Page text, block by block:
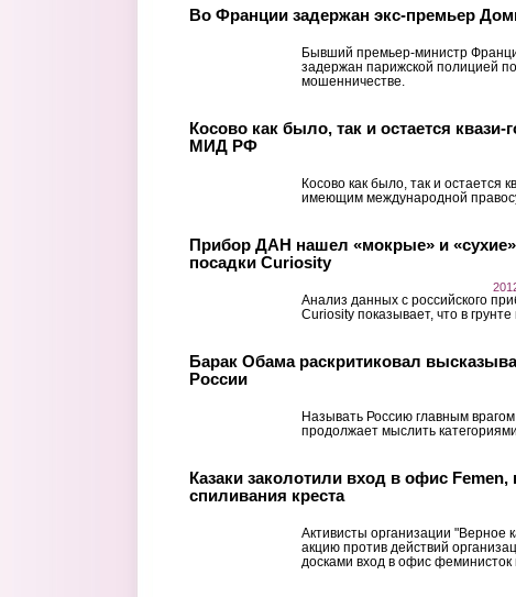
Во Франции задержан экс-премьер
Бывший премьер-министр
задержан парижской полицией
мошенничестве.
Косово как было, так и остается квази-
МИД РФ
Косово как было, так и остается
имеющим международной
Прибор ДАН нашел «мокрые» и «сухие»
посадки Curiosity
Анализ данных с российского
Curiosity показывает, что в
Барак Обама раскритиковал
России
Называть Россию главным
продолжает мыслить
Казаки заколотили вход в офис
спиливания креста
Активисты организации "Верное
акцию против действий
досками вход в офис феминисток